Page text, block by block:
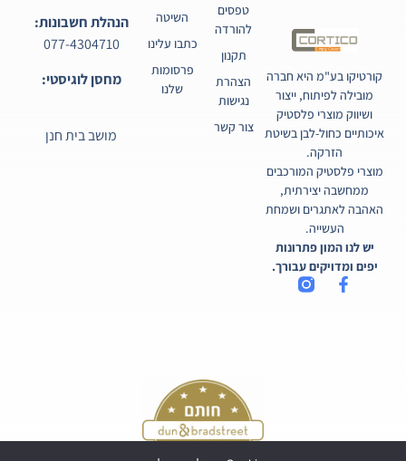
קורטיקו בע"מ היא חברה
מובילה לפיתוח, ייצור
ושיווק מוצרי פלסטיק
איכותיים כחול-לבן בשיטת
הזרקה.
מוצרי פלסטיק המורכבים
ממחשבה יצירתית,
האהבה לאתגרים ושמחת
העשייה.
יש לנו המון פתרונות
יפים ומדויקים עבורך.
השיטה
כתבו עלינו
פרסומות
שלנו
טפסים
להורדה
תקנון
הצהרת
נגישות
צור קשר
הנהלת חשבונות:
077-4304710
מחסן לוגיסטי:
מושב בית חנן